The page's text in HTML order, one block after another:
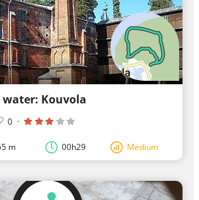
Kouvola
0 ·
m 00h29 Medium